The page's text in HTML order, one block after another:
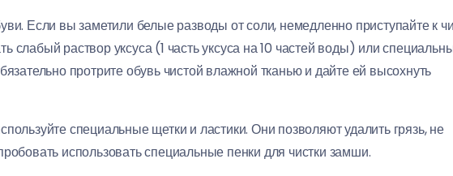
Если вы заметили белые разводы от соли, немедленно приступайте к
слабый раствор уксуса (1 часть уксуса на 10 частей воды) или
протрите обувь чистой влажной тканью и дайте ей высохнуть
специальные щетки и ластики. Они позволяют удалить грязь, не
использовать специальные пенки для чистки замши.